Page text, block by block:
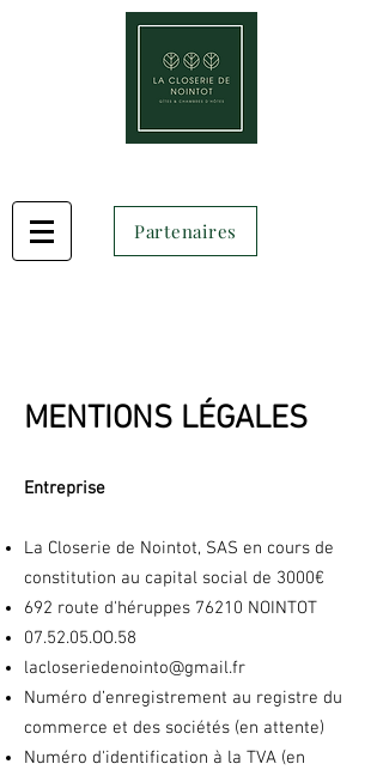
Partenaires
MENTIONS LÉGALES
Entreprise
La Closerie de Nointot, SAS en cours de
constitution au capital social de 3000€
692 route d'héruppes 76210 NOINTOT
07.52.05.OO.58
lacloseriedenointo@gmail.fr
Numéro d’enregistrement au registre du
commerce et des sociétés (en attente)
Numéro d'identification à la TVA (en